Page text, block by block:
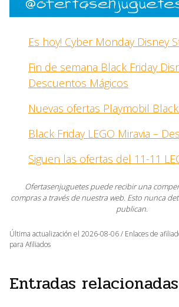
Es hoy! Cyber Monday Disney
Fin de semana Black Friday
Descuentos Mágicos
Nuevas ofertas Playmobil
Black Friday LEGO Miravia –
Siguen las ofertas del 11-11
Ofertasenjuguetes puede recibir una
compras a través de nuestra web. Esto nunca
publican.
Última actualización el 2026-08-06 / Enlaces de
para Afiliados
Entradas relacionadas